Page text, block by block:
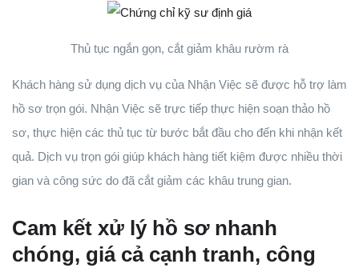
Thủ tục ngắn gọn, cắt giảm khâu rườm rà
Khách hàng sử dụng dịch vụ của Nhận Việc sẽ được hỗ trợ làm
hồ sơ trọn gói. Nhận Việc sẽ trực tiếp thực hiện soạn thảo hồ
sơ, thực hiện các thủ tục từ bước bắt đầu cho đến khi nhận kết
quả. Dịch vụ trọn gói giúp khách hàng tiết kiệm được nhiều thời
gian và công sức do đã cắt giảm các khâu trung gian.
Cam kết xử lý hồ sơ nhanh
chóng, giá cả cạnh tranh, công